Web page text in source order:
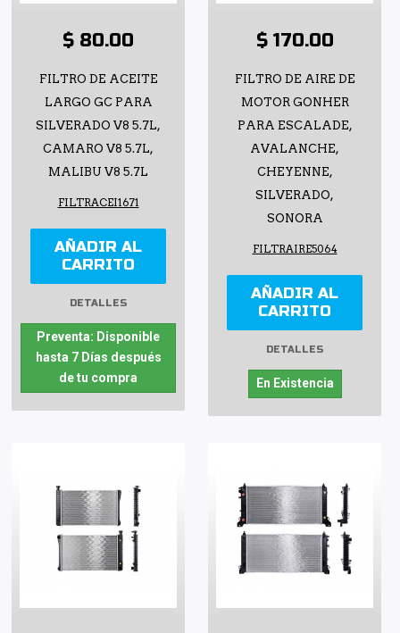
$ 80.00
FILTRO DE ACEITE
LARGO GC PARA
SILVERADO V8 5.7L,
CAMARO V8 5.7L,
MALIBU V8 5.7L
FILTRACEI1671
AÑADIR AL
CARRITO
DETALLES
Preventa: Disponible
hasta 7 Días después
de tu compra
$ 170.00
FILTRO DE AIRE DE
MOTOR GONHER
PARA ESCALADE,
AVALANCHE,
CHEYENNE,
SILVERADO,
SONORA
FILTRAIRE5064
AÑADIR AL
CARRITO
DETALLES
En Existencia